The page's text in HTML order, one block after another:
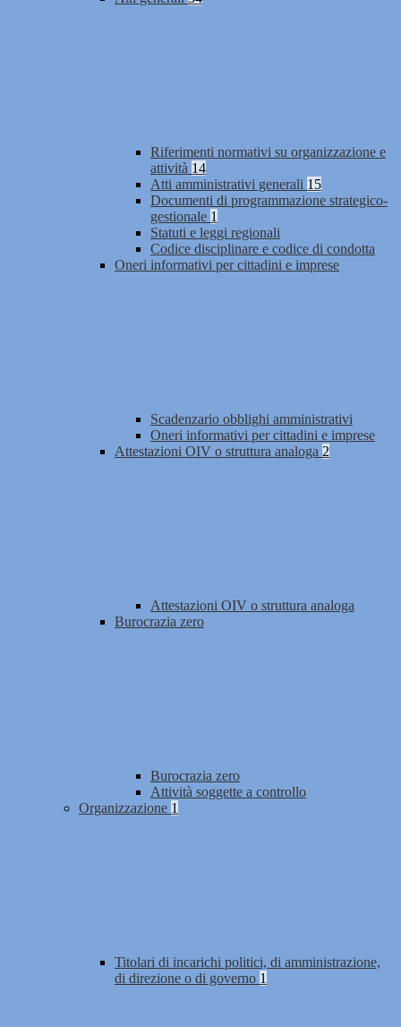
Riferimenti normativi su organizzazione e
attività 14
Atti amministrativi generali 15
Documenti di programmazione strategico-
gestionale 1
Statuti e leggi regionali
Codice disciplinare e codice di condotta
Oneri informativi per cittadini e imprese
Scadenzario obblighi amministrativi
Oneri informativi per cittadini e imprese
Attestazioni OIV o struttura analoga 2
Attestazioni OIV o struttura analoga
Burocrazia zero
Burocrazia zero
Attività soggette a controllo
Organizzazione 1
Titolari di incarichi politici, di amministrazione,
di direzione o di governo 1